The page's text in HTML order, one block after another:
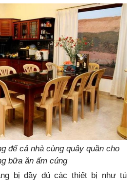
để cả nhà cùng quây quần cho
bữa ăn ấm cúng
bị đầy đủ các thiết bị như tủ